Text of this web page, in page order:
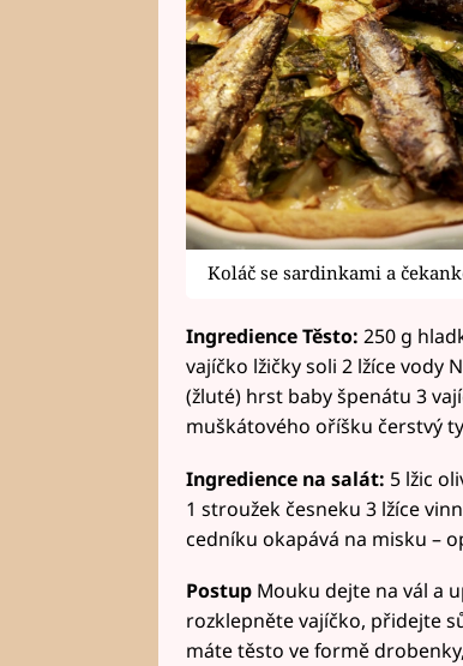
Koláč se sardinkami a
Ingredience Těsto: 250 g
vajíčko lžičky soli 2 lžíce vody
(žluté) hrst baby špenátu 3
muškátového oříšku čerstvý
Ingredience na salát: 5 lžic
1 stroužek česneku 3 lžíce
cedníku okapává na misku –
PostupMouku dejte na vál a
rozklepněte vajíčko, přidejte
máte těsto ve formě